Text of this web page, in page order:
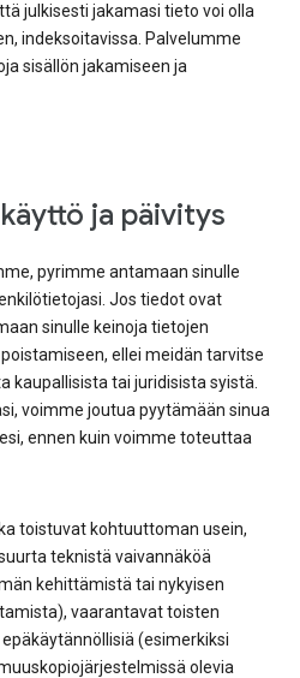
julkisesti jakamasi tieto voi olla
indeksoitavissa. Palvelumme
sisällön jakamiseen ja
ja päivitys
pyrimme antamaan sinulle
Jos tiedot ovat
sinulle keinoja tietojen
ellei meidän tarvitse
kaupallisista tai juridisista syistä.
voimme joutua pyytämään sinua
ennen kuin voimme toteuttaa
toistuvat kohtuuttoman usein,
teknistä vaivannäköä
kehittämistä tai nykyisen
vaarantavat toisten
(esimerkiksi
olevia